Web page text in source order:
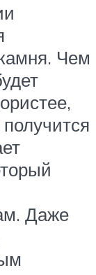
Чем
получится
Даже